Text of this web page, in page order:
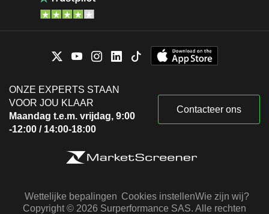
ONZE EXPERTS STAAN
VOOR JOU KLAAR
Maandag t.e.m. vrijdag, 9:00
-12:00 / 14:00-18:00
Contacteer ons
Wettelijke bepalingen Cookies instellenWie zijn wij?
Copyright © 2026 Surperformance SAS. Alle rechten